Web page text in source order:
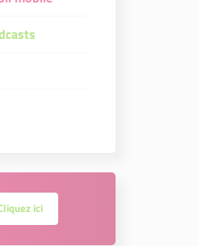
ici